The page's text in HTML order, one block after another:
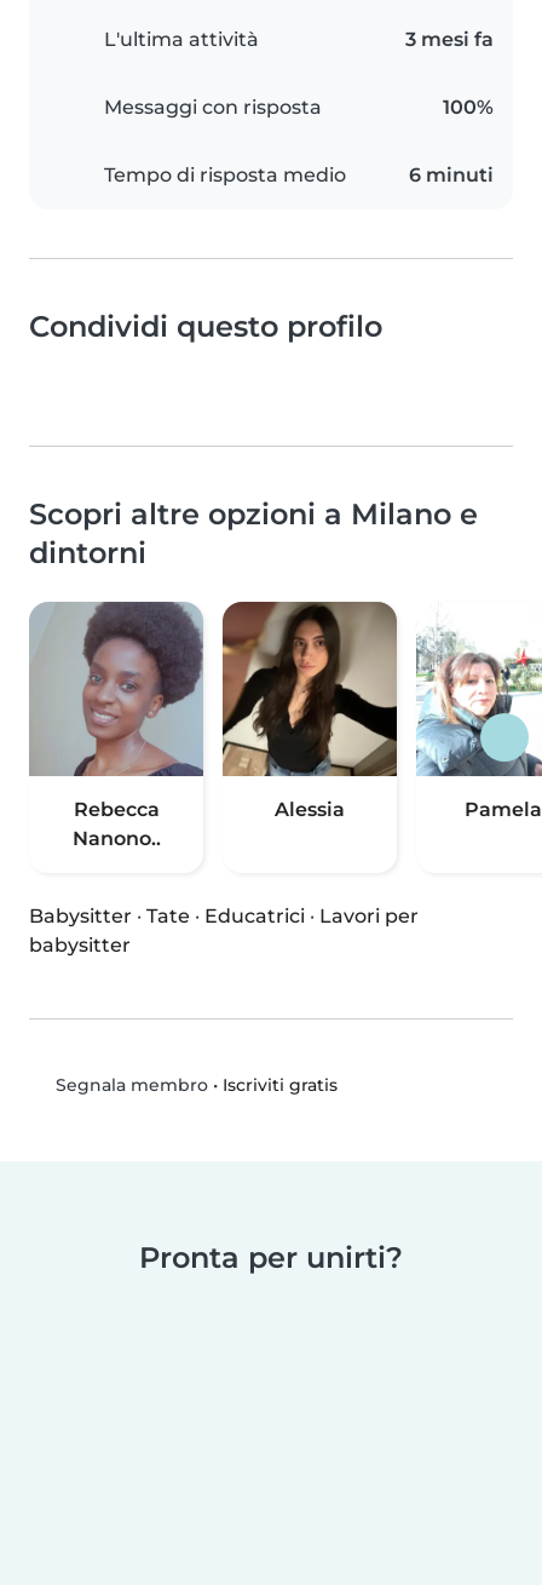
L'ultima attività 3 mesi fa
Messaggi con risposta 100%
Tempo di risposta medio 6 minuti
Condividi questo profilo
Scopri altre opzioni a Milano e
dintorni
Rebecca
Nanono..
Alessia Pamela
Babysitter · Tate · Educatrici · Lavori per
babysitter
Segnala membro• Iscriviti gratis
Pronta per unirti?